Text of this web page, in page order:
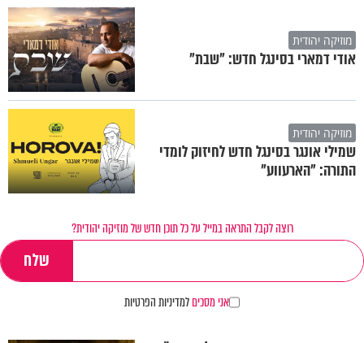
מוזיקה יהודית
אודי דמארי בסינגל חדש: "שבת"
מוזיקה יהודית
שמילי אונגר בסינגל חדש לחיזוק לומדי
התורה: "הארעווע"
רוצה לקבל התראה במייל על כל תוכן חדש של מוזיקה יהודית?
אני מסכיםלמדיניות הפרטיות